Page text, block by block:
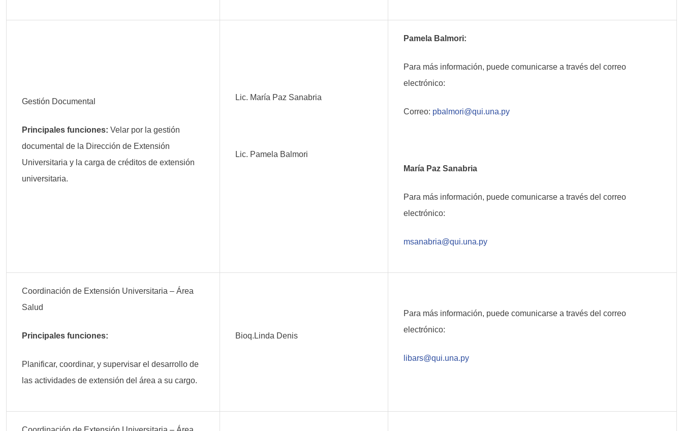
Gestión Documental
Principales funciones: Velar por la gestión
documental de la Dirección de Extensión
Universitaria y la carga de créditos de extensión
universitaria.
Lic. María Paz Sanabria
Lic. Pamela Balmori
Pamela Balmori:
Para más información, puede comunicarse a través del correo
electrónico:
Correo: pbalmori@qui.una.py
María Paz Sanabria
Para más información, puede comunicarse a través del correo
electrónico:
msanabria@qui.una.py
Coordinación de Extensión Universitaria – Área
Salud
Principales funciones:
Planificar, coordinar, y supervisar el desarrollo de
las actividades de extensión del área a su cargo.
Bioq.Linda Denis
Para más información, puede comunicarse a través del correo
electrónico:
libars@qui.una.py